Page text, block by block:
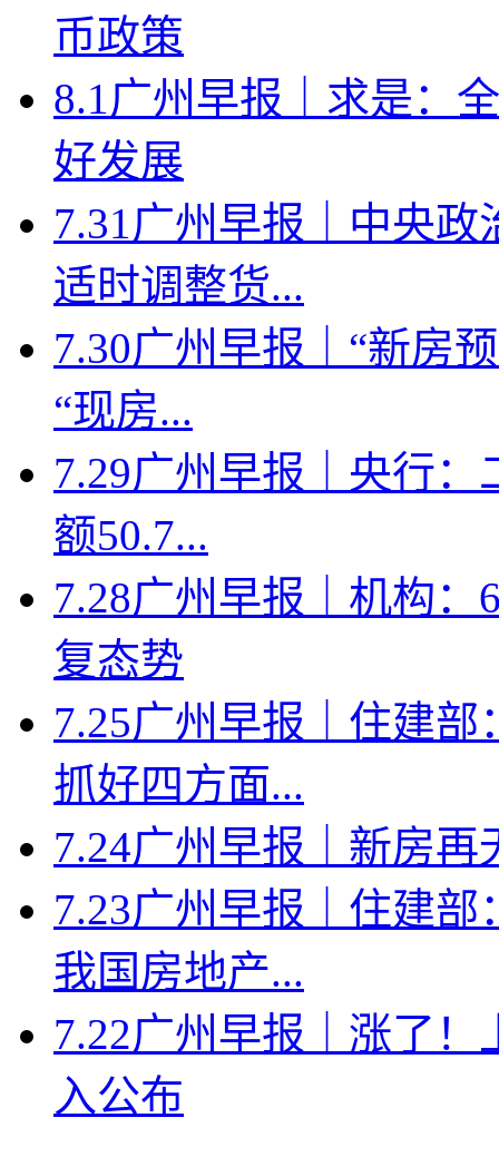
币政策
8.1广州早报｜求是：
好发展
7.31广州早报｜中央
适时调整货...
7.30广州早报｜“新房
“现房...
7.29广州早报｜央行
额50.7...
7.28广州早报｜机构
复态势
7.25广州早报｜住建
抓好四方面...
7.24广州早报｜新房再
7.23广州早报｜住建
我国房地产...
7.22广州早报｜涨了
入公布